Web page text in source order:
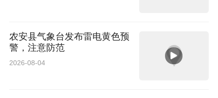
农安县气象台发布雷电黄色预
警，注意防范
2026-08-04